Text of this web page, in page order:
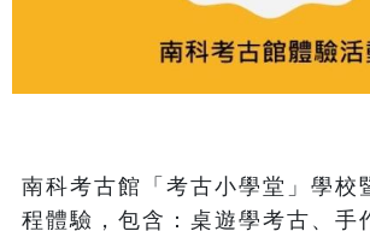
南科考古館「考古小學堂」學校
程體驗，包含：桌遊學考古、手